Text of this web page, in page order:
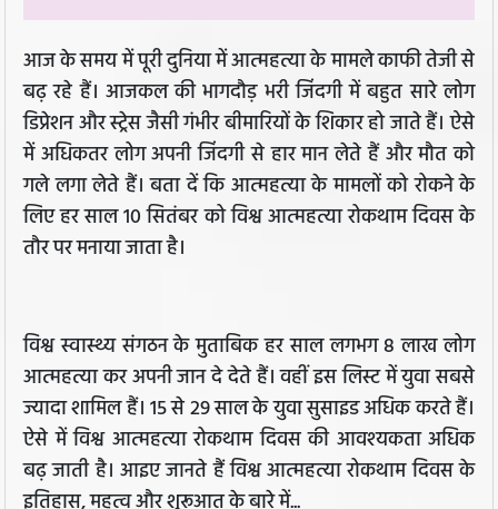
आज के समय में पूरी दुनिया में आत्महत्या के मामले काफी तेजी से
बढ़ रहे हैं। आजकल की भागदौड़ भरी जिंदगी में बहुत सारे लोग
डिप्रेशन और स्ट्रेस जैसी गंभीर बीमारियों के शिकार हो जाते हैं। ऐसे
में अधिकतर लोग अपनी जिंदगी से हार मान लेते हैं और मौत को
गले लगा लेते हैं। बता दें कि आत्महत्या के मामलों को रोकने के
लिए हर साल 10 सितंबर को विश्व आत्महत्या रोकथाम दिवस के
तौर पर मनाया जाता है।
विश्व स्वास्थ्य संगठन के मुताबिक हर साल लगभग 8 लाख लोग
आत्महत्या कर अपनी जान दे देते हैं। वहीं इस लिस्ट में युवा सबसे
ज्यादा शामिल हैं। 15 से 29 साल के युवा सुसाइड अधिक करते हैं।
ऐसे में विश्व आत्महत्या रोकथाम दिवस की आवश्यकता अधिक
बढ़ जाती है। आइए जानते हैं विश्व आत्महत्या रोकथाम दिवस के